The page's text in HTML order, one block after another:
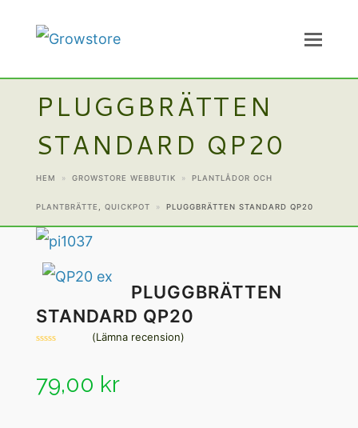
PLUGGBRÄTTEN
STANDARD QP20
HEM » GROWSTORE WEBBUTIK » PLANTLÅDOR OCH
PLANTBRÄTTE QUICKPOT » PLUGGBRÄTTEN STANDARD QP20
PLUGGBRÄTTEN
STANDARD QP20
5
(Lämna recension)
79,00 kr